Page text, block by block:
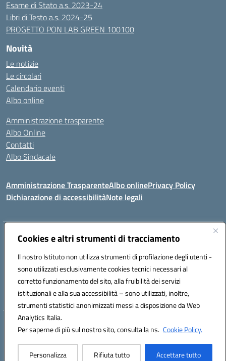
Cookies e altri strumenti di tracciamento
Il nostro Istituto non utilizza strumenti di profilazione degli utenti -
sono utilizzati esclusivamente cookies tecnici necessari al
corretto funzionamento del sito, alla fruibilità dei servizi
istituzionali e alla sua accessibilità – sono utilizzati, inoltre,
strumenti statistici anonimizzati messi a disposizione da Web
Analytics Italia.
Per saperne di più sul nostro sito, consulta la ns. Cookie Policy.
Personalizza Rifiuta tutto Accettare tutto
Esame di Stato a.s. 2023-24
Libri di Testo a.s. 2024-25
PROGETTO PON LAB GREEN 100100
Novità
Le notizie
Le circolari
Calendario eventi
Albo online
Amministrazione trasparente
Albo Online
Contatti
Albo Sindacale
Amministrazione TrasparenteAlbo onlinePrivacy Policy
Dichiarazione di accessibilitàNote legali
Indirizzo:Via De Martis s.n.c. 07029 Tempio Pausania (OT)
Posta elettronica certificata (PEC):sssl030007@pec.istruzione.it
Codice fiscale: 91009410902
Codice meccanografico: SSSL030007
Hosting & Powered by 3D Solution S.r.l.
Concept & Design by Designers Italia